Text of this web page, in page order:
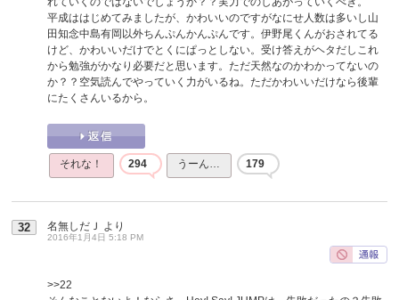
平成ははじめてみましたが、かわいいのですがなにせ人数は多いし山
田知念中島有岡以外ちんぷんかんぷんです。伊野尾くんがおされてる
けど、かわいいだけでとくにぱっとしない。受け答えがヘタだしこれ
から勉強がかなり必要だと思います。ただ天然なのかわかってないの
か？？空気読んでやっていく力がいるね。ただかわいいだけなら後輩
にたくさんいるから。
それな！ 294 うーん… 179
32 名無しだＪ より
2016年1月4日 5:18 PM
>>22